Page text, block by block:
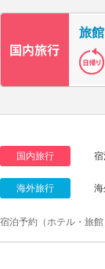
旅
国内旅行
海外旅行
宿泊予約（ホテル・旅